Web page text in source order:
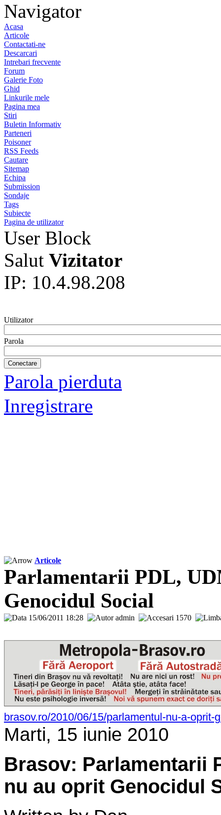
Navigator
Acasa
Articole
Contactati-ne
Descarcari
Intrebari frecvente
Forum
Galerie Foto
Ghid
Linkurile mele
Pagina mea
Stiri
Buletin Informativ
Parteneri
Poisoner
RSS Feeds
Cautare
Sitemap
Echipa
Submission
Sondaje
Tags
Subiecte
Pagina de utilizator
User Block
Salut Vizitator
IP: 10.4.98.208
Utilizator
Parola
Parola pierduta
Inregistrare
Articole
Parlamentarii PDL,
Genocidul Social
15/06/2011 18:28 admin 1570
brasov.ro/2010/06/15/parlamentul-nu-a-oprit-
Marti, 15 iunie 2010
Brasov: Parlamentarii
nu au oprit Genocidul